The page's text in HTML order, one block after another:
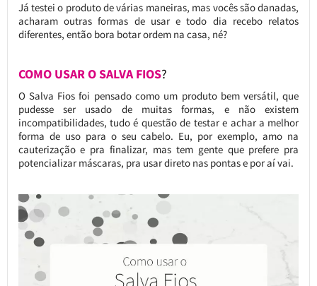
Já testei o produto de várias maneiras, mas vocês são danadas,
acharam outras formas de usar e todo dia recebo relatos
diferentes, então bora botar ordem na casa, né?
COMO USAR O SALVA FIOS?
O Salva Fios foi pensado como um produto bem versátil, que
pudesse ser usado de muitas formas, e não existem
incompatibilidades, tudo é questão de testar e achar a melhor
forma de uso para o seu cabelo. Eu, por exemplo, amo na
cauterização e pra finalizar, mas tem gente que prefere pra
potencializar máscaras, pra usar direto nas pontas e por aí vai.